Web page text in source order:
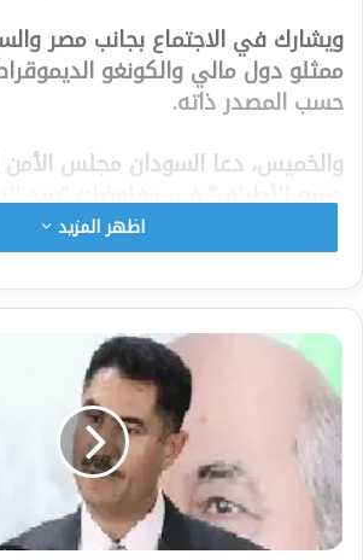
ويشارك في الاجتماع بجانب مصر
ممثلو دول مالي والكونغو
حسب المصدر ذاته.
والخميس، دعا السودان مجلس الأمن
جميع الأطراف” في مفاوضات “سد
عن “أي إجراءات أحادية”، بما فيها
“قبل التوصل إلى اتفاق” مع إثيوبيا
وقبل أسبوع، خاطبت مصر، أيضا
تعثر مفاوضات سد “النهضة”، وسط
أهمية الخطوة.
وتعثرت المفاوضات بين مصر وإثيوبيا
مدى سنوات، وأحدثها منذ نحو
متبادلة بين القاهرة وأديس أبابا
بفرض حلول غير واقعية”.
اظهر المزيد